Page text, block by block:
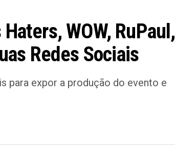
WOW, RuPaul,
Redes Sociais
para expor a produção do evento e